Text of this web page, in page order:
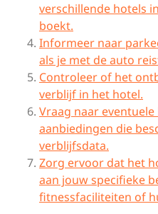
verschillende hotels
boekt.
Informeer naar
als je met de auto
Controleer of het
verblijf in het hotel.
Vraag naar
aanbiedingen die
verblijfsdata.
Zorg ervoor dat het
aan jouw specifieke
fitnessfaciliteiten of